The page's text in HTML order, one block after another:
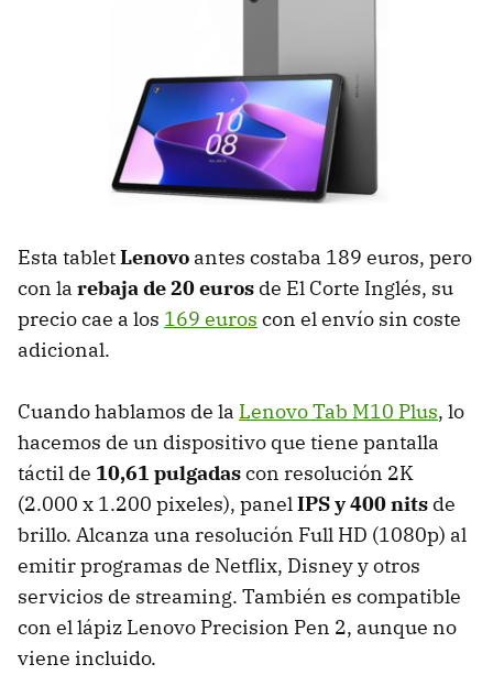
Esta tabletLenovo antes costaba 189 euros, pero
con la rebaja de 20 euros de El Corte Inglés, su
precio cae a los 169 euros con el envío sin coste
adicional.
Cuando hablamos de la Lenovo Tab M10 Plus, lo
hacemos de un dispositivo que tiene pantalla
táctil de 10,61 pulgadascon resolución 2K
(2.000 x 1.200 pixeles), panelIPS y 400 nits de
brillo. Alcanza una resolución Full HD (1080p) al
emitir programas de Netflix, Disney y otros
servicios de streaming. También es compatible
con el lápiz Lenovo Precision Pen 2, aunque no
viene incluido.